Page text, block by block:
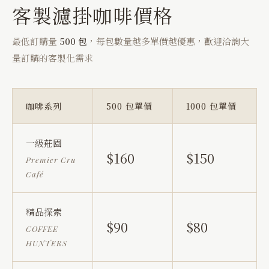
客製濾掛咖啡價格
最低訂購量 500 包 ，每包數量越多單價越優惠，歡迎洽詢大
量訂購的客製化需求
咖啡系列 500 包單價 1000 包單價
一級莊園
Premier Cru
Café
$160 $150
精品探索
COFFEE
HUNTERS
$90 $80